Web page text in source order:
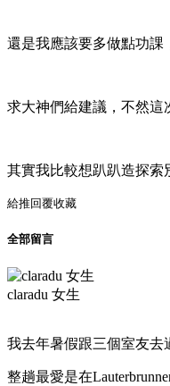
還是我應該要多做點功課
求大神們給建議，不然這
其實我比較想趴趴造探索
給推回覆收藏
全部留言
claradu 女生
我去年暑假跟三個室友去
整趟最愛是在